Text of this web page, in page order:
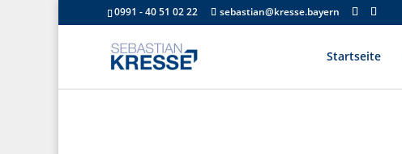
0991 - 40 51 02 22 sebastian@kresse.bayern
Startseite